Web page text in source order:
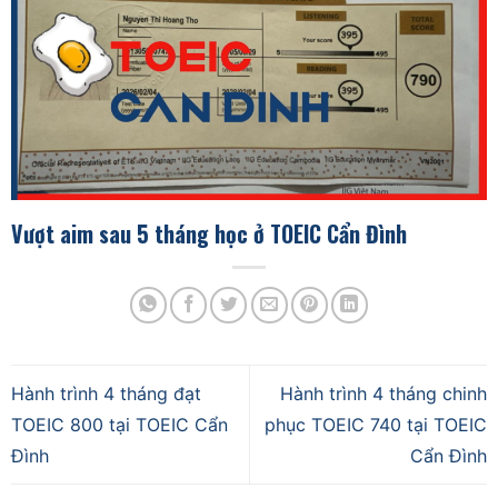
Vượt aim sau 5 tháng học ở TOEIC Cẩn Đình
Hành trình 4 tháng đạt
TOEIC 800 tại TOEIC Cẩn
Đình
Hành trình 4 tháng chinh
phục TOEIC 740 tại TOEIC
Cẩn Đình